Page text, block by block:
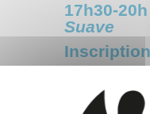
17h30-
Suave